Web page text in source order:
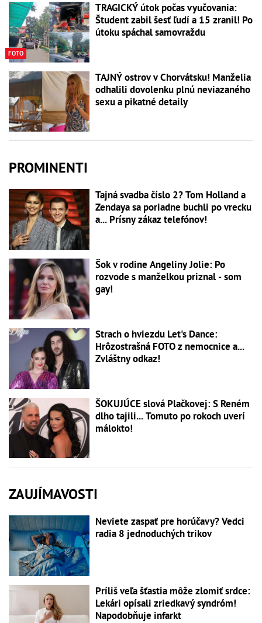
FOTO
TRAGICKÝ útok počas vyučovania:
Študent zabil šesť ľudí a 15 zranil! Po
útoku spáchal samovraždu
TAJNÝ ostrov v Chorvátsku! Manželia
odhalili dovolenku plnú neviazaného
sexu a pikatné detaily
PROMINENTI
Tajná svadba číslo 2? Tom Holland a
Zendaya sa poriadne buchli po vrecku
a... Prísny zákaz telefónov!
Šok v rodine Angeliny Jolie: Po
rozvode s manželkou priznal - som
gay!
Strach o hviezdu Let's Dance:
Hrôzostrašná FOTO z nemocnice a...
Zvláštny odkaz!
ŠOKUJÚCE slová Plačkovej: S Reném
dlho tajili... Tomuto po rokoch uverí
málokto!
ZAUJÍMAVOSTI
Neviete zaspať pre horúčavy? Vedci
radia 8 jednoduchých trikov
Príliš veľa šťastia môže zlomiť srdce:
Lekári opísali zriedkavý syndróm!
Napodobňuje infarkt